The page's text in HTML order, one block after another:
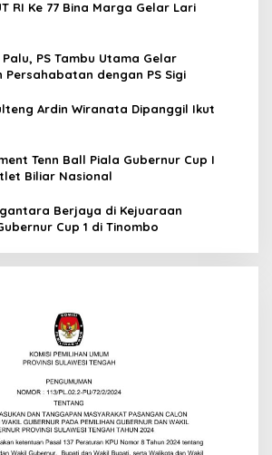
RI Ke 77 Bina Marga Gelar Lari
PS Tambu Utama Gelar
Persahabatan dengan PS Sigi
Ardin Wiranata Dipanggil Ikut
Tenn Ball Piala Gubernur Cup I
Biliar Nasional
Berjaya di Kejuaraan
Cup 1 di Tinombo